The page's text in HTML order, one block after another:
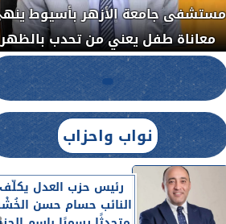
مستشفى جامعة الأزهر بأسيوط
معاناة طفل يعني من تحدب بالظهر
نواب واحزاب
رئيس حزب العدل يكلّف
النائب حسام حسن